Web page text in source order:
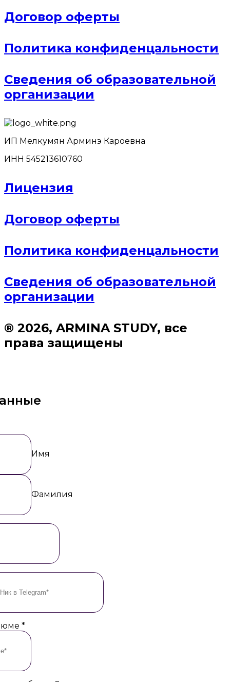
Договор оферты
Политика конфиденцальности
Сведения об образовательной
организации
ИП Мелкумян Арминэ Кароевна
ИНН 545213610760
Лицензия
Договор оферты
Политика конфиденцальности
Сведения об образовательной
организации
® 2026, ARMINA STUDY, все
права защищены
Имя
Фамилия
*